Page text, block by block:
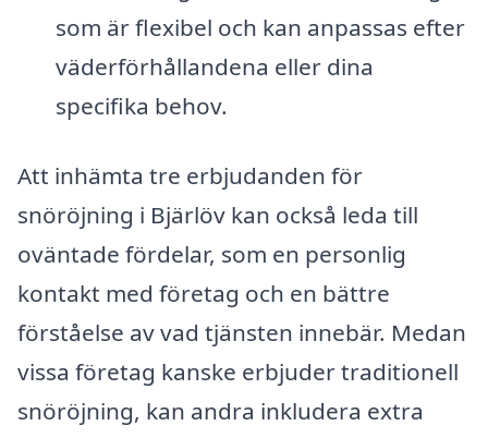
som är flexibel och kan anpassas efter
väderförhållandena eller dina
specifika behov.
Att inhämta tre erbjudanden för
snöröjning i Bjärlöv kan också leda till
oväntade fördelar, som en personlig
kontakt med företag och en bättre
förståelse av vad tjänsten innebär. Medan
vissa företag kanske erbjuder traditionell
snöröjning, kan andra inkludera extra